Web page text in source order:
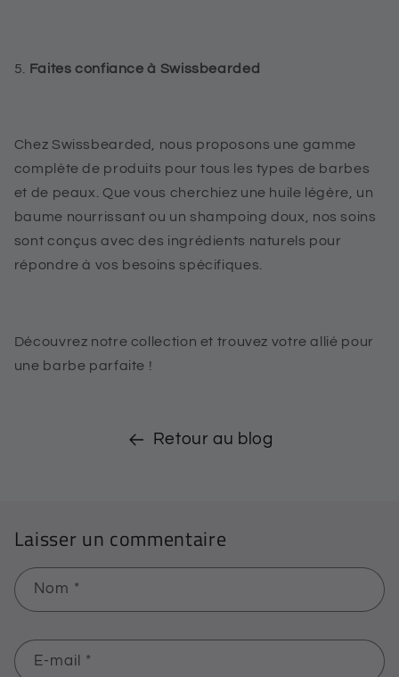
5. Faites confiance à Swissbearded
Chez Swissbearded, nous proposons une gamme
complète de produits pour tous les types de barbes
et de peaux. Que vous cherchiez une huile légère, un
baume nourrissant ou un shampoing doux, nos soins
sont conçus avec des ingrédients naturels pour
répondre à vos besoins spécifiques.
Découvrez notre collection et trouvez votre allié pour
une barbe parfaite !
Retour au blog
Laisser un commentaire
Nom *
E-mail *